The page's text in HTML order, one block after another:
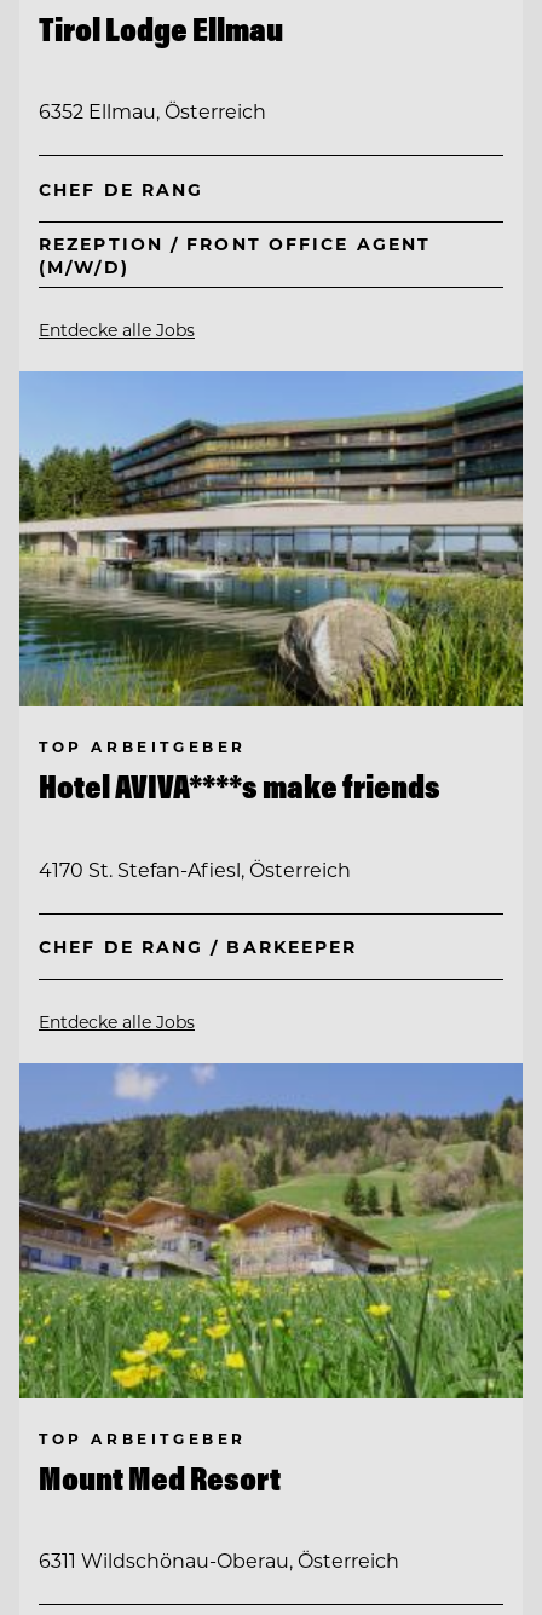
Tirol Lodge Ellmau
6352 Ellmau, Österreich
CHEF DE RANG
REZEPTION / FRONT OFFICE AGENT
(M/W/D)
Entdecke alle Jobs
TOP ARBEITGEBER
Hotel AVIVA****s make friends
4170 St. Stefan-Afiesl, Österreich
CHEF DE RANG / BARKEEPER
Entdecke alle Jobs
TOP ARBEITGEBER
Mount Med Resort
6311 Wildschönau-Oberau, Österreich